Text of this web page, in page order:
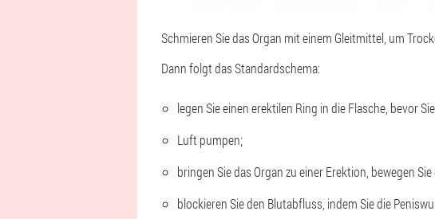
Schmieren Sie das Organ mit einem Gleitmittel, um
Dann folgt das Standardschema:
legen Sie einen erektilen Ring in die Flasche, bevor
Luft pumpen;
bringen Sie das Organ zu einer Erektion, bewegen
blockieren Sie den Blutabfluss, indem Sie die